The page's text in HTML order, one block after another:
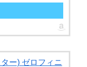
ー) ゼロフィニ